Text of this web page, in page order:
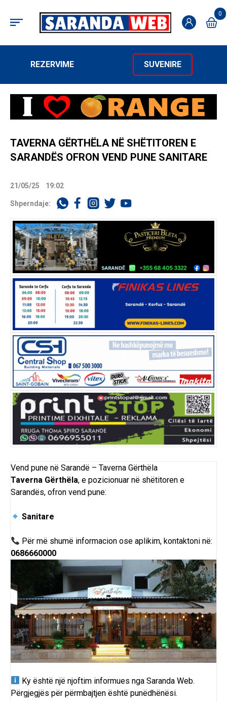
0
REZERVIME SUVENIRE
TAVERNA GËRTHËLA NË SHËTITOREN E
SARANDËS OFRON VEND PUNE SANITARE
21/05/25 19:02
Shperndaje:
Vend pune në Sarandë – Taverna Gërthëla
Taverna Gërthëla, e pozicionuar në shëtitoren e
Sarandës, ofron vend pune:
Sanitare
Për më shumë informacion ose aplikim, kontaktoni në:
0686660000
Ky është një njoftim informues nga Saranda Web.
Përgjegjës për përmbajtjen është punëdhënësi.